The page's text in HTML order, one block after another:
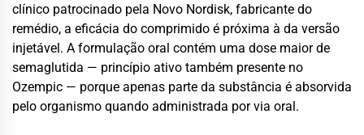
clínico patrocinado pela Novo Nordisk, fabricante do
remédio, a eficácia do comprimido é próxima à da versão
injetável. A formulação oral contém uma dose maior de
semaglutida — princípio ativo também presente no
Ozempic — porque apenas parte da substância é absorvida
pelo organismo quando administrada por via oral.